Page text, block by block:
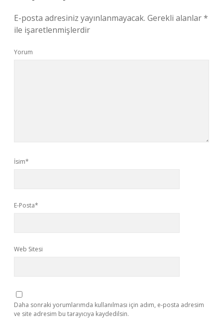
E-posta adresiniz yayınlanmayacak. Gerekli alanlar*
ile işaretlenmişlerdir
Yorum
İsim*
E-Posta*
Web Sitesi
Daha sonraki yorumlarımda kullanılması için adım, e-posta adresim
ve site adresim bu tarayıcıya kaydedilsin.